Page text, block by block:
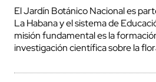
El Jardín Botánico Nacional es
La Habana y el sistema de
misión fundamental es la
investigación científica sobre la